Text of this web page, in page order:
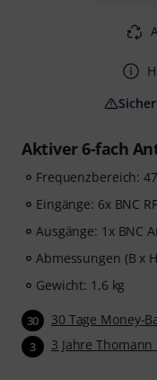
Aktiver 6-fach
Frequenzbereich:
Eingänge: 6x BNC
Ausgänge: 1x BNC
Abmessungen (B x
Gewicht: 1,6 kg
30 30 Tage Money-
3 3 Jahre